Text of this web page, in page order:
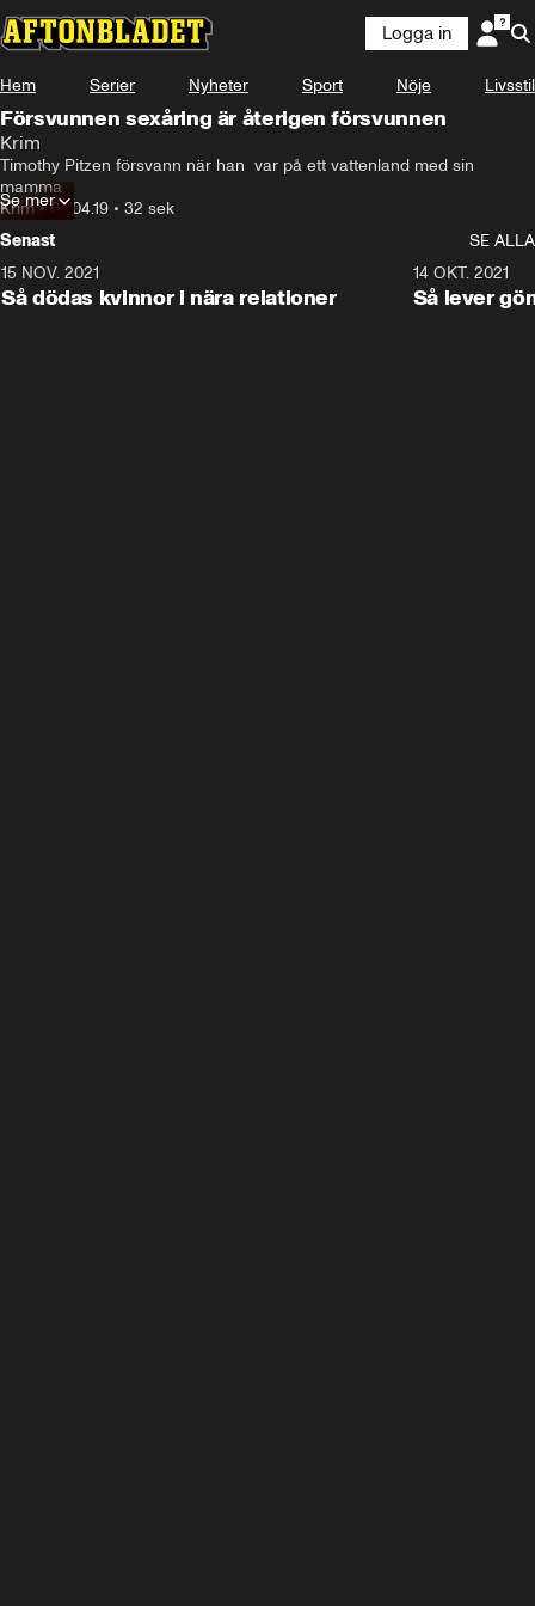
Logga in
Hem Serier Nyheter Sport Nöje Livsstil
Försvunnen sexåring är återigen försvunnen
Krim
Timothy Pitzen försvann när han  var på ett vattenland med sin
mamma
Krim•04.04.19 • 32 sek
Se mer
Senast
SE ALLA
15 NOV. 2021
Så dödas kvinnor i nära relationer
14 OKT. 2021
Så lever